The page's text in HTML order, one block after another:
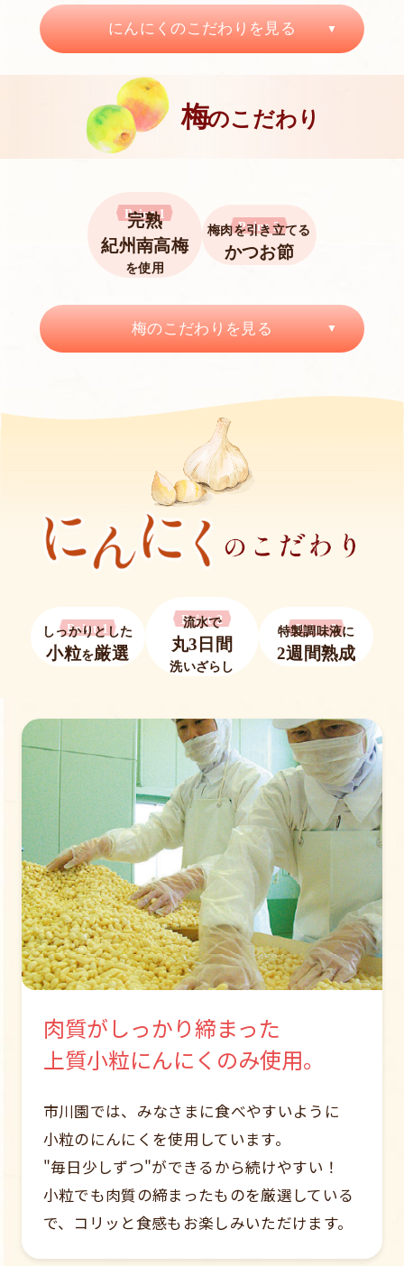
にんにくのこだわりを見る
梅のこだわり
Point 1
完熟
紀州南高梅
を使用
Point 2
梅肉を引き立てる
かつお節
梅のこだわりを見る
Point 1
しっかりとした
小粒を厳選
Point 2
流水で
丸3日間
洗いざらし
Point 3
特製調味液に
2週間熟成
肉質がしっかり締まった
上質小粒にんにくのみ使用。
市川園では、みなさまに食べやすいように
小粒のにんにくを使用しています。
"毎日少しずつ"ができるから続けやすい！
小粒でも肉質の締まったものを厳選している
で、コリッと食感もお楽しみいただけます。